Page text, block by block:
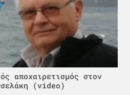
αποχαιρετισμός στον
(video)